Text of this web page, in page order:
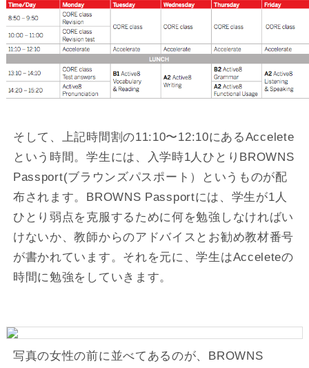
そして、上記時間割の11:10〜12:10にあるAccelete
という時間。学生には、入学時1人ひとりBROWNS
Passport(ブラウンズパスポート）というものが配
布されます。BROWNS Passportには、学生が1人
ひとり弱点を克服するために何を勉強しなければい
けないか、教師からのアドバイスとお勧め教材番号
が書かれています。それを元に、学生はAcceleteの
時間に勉強をしていきます。
写真の女性の前に並べてあるのが、BROWNS